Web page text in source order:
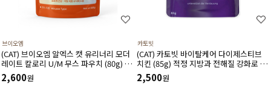
브이오엠
(CAT) 브이오엠 알엑스 캣 유리너리 모더
레이트 칼로리 U/M 무스 파우치 (80g) 요
로결석 예방 및 재발 방지와 체중 조절에
도움
2,600원
카토빗
(CAT) 카토빗 바이탈케어 다이제스티브
치킨 (85g) 적정 지방과 전해질 강화로 소
화 흡수율을 높이는데 도움
2,500원